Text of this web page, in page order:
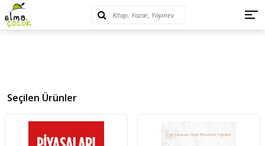
Seçilen Ürünler